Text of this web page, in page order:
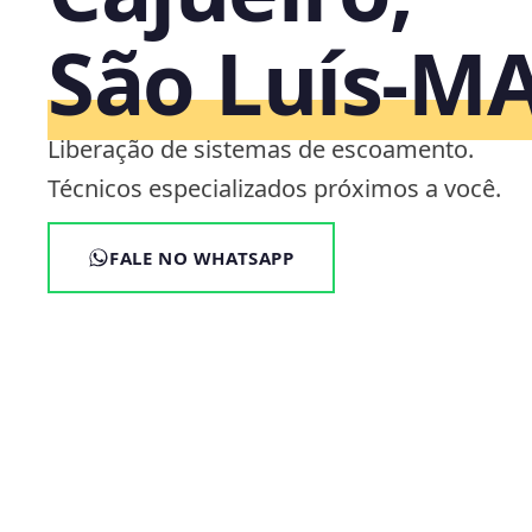
São
Liberação de sistemas de escoamento.
Técnicos especializados próximos a você.
FALE NO WHATSAPP